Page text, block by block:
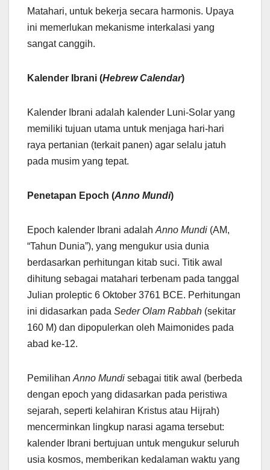
Matahari, untuk bekerja secara harmonis. Upaya
ini memerlukan mekanisme interkalasi yang
sangat canggih.
Kalender Ibrani (Hebrew Calendar)
Kalender Ibrani adalah kalender Luni-Solar yang
memiliki tujuan utama untuk menjaga hari-hari
raya pertanian (terkait panen) agar selalu jatuh
pada musim yang tepat.
Penetapan Epoch (Anno Mundi)
Epoch kalender Ibrani adalah Anno Mundi (AM,
“Tahun Dunia”), yang mengukur usia dunia
berdasarkan perhitungan kitab suci. Titik awal
dihitung sebagai matahari terbenam pada tanggal
Julian proleptic 6 Oktober 3761 BCE. Perhitungan
ini didasarkan pada Seder Olam Rabbah (sekitar
160 M) dan dipopulerkan oleh Maimonides pada
abad ke-12.
Pemilihan Anno Mundi sebagai titik awal (berbeda
dengan epoch yang didasarkan pada peristiwa
sejarah, seperti kelahiran Kristus atau Hijrah)
mencerminkan lingkup narasi agama tersebut:
kalender Ibrani bertujuan untuk mengukur seluruh
usia kosmos, memberikan kedalaman waktu yang